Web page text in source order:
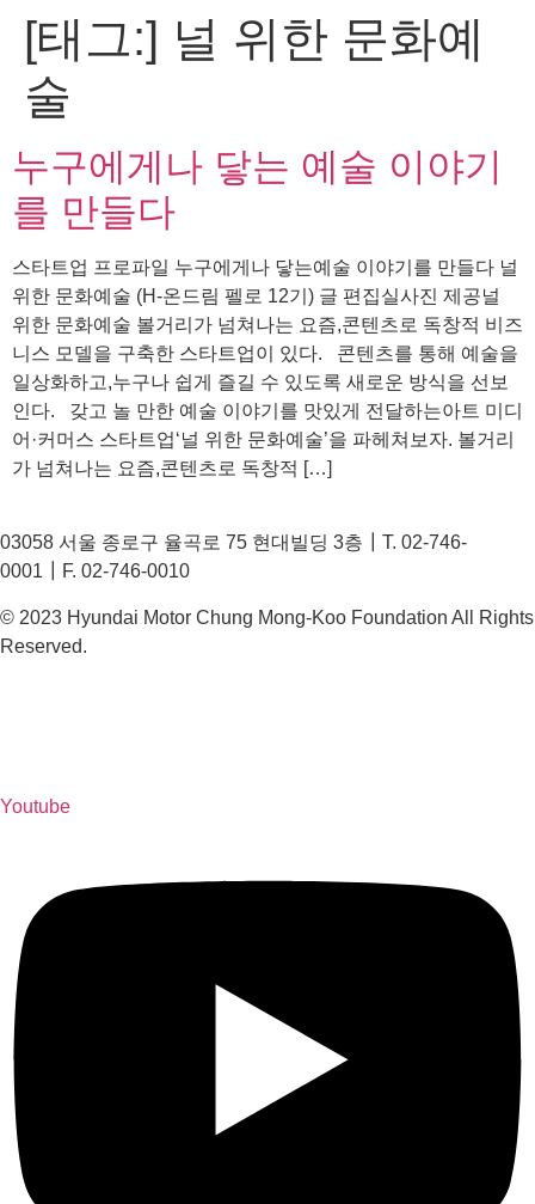
너
뛰
기
[태그:] 널 위한 문화예
술
누구에게나 닿는 예술 이야기
를 만들다
스타트업 프로파일 누구에게나 닿는예술 이야기를 만들다 널
위한 문화예술 (H-온드림 펠로 12기) 글 편집실사진 제공널
위한 문화예술 볼거리가 넘쳐나는 요즘,콘텐츠로 독창적 비즈
니스 모델을 구축한 스타트업이 있다. 콘텐츠를 통해 예술을
일상화하고,누구나 쉽게 즐길 수 있도록 새로운 방식을 선보
인다. 갖고 놀 만한 예술 이야기를 맛있게 전달하는아트 미디
어·커머스 스타트업‘널 위한 문화예술’을 파헤쳐보자. 볼거리
가 넘쳐나는 요즘,콘텐츠로 독창적 […]
03058 서울 종로구 율곡로 75 현대빌딩 3층┃T. 02-746-
0001┃F. 02-746-0010
© 2023 Hyundai Motor Chung Mong-Koo Foundation All Rights
Reserved.
Youtube